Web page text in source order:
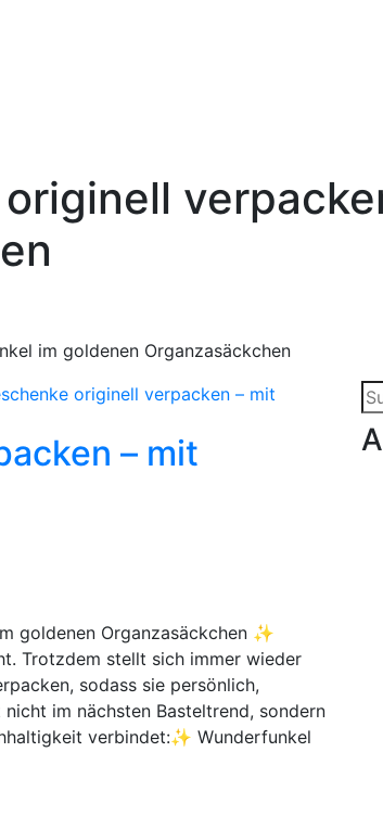
im goldenen Organzasäckchen
– mit
goldenen Organzasäckchen ✨
Trotzdem stellt sich immer wieder
sodass sie persönlich,
im nächsten Basteltrend, sondern
verbindet:✨ Wunderfunkel